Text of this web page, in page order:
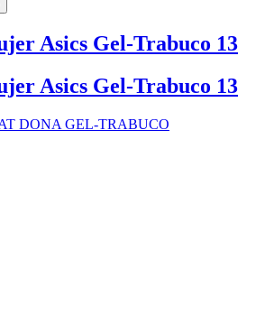
Asics Gel-Trabuco 13
Asics Gel-Trabuco 13